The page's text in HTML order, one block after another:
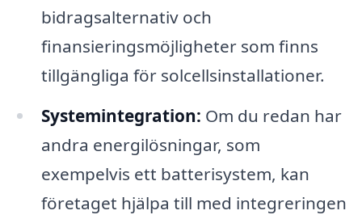
bidragsalternativ och
finansieringsmöjligheter som finns
tillgängliga för solcellsinstallationer.
Systemintegration: Om du redan har
andra energilösningar, som
exempelvis ett batterisystem, kan
företaget hjälpa till med integreringen